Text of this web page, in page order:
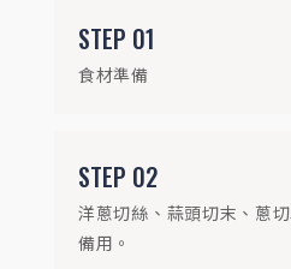
STEP 01
食材準備
STEP 02
洋蔥切絲、蒜頭切末、蔥
備用。
STEP03
起鍋融化奶油後下洋蔥拌